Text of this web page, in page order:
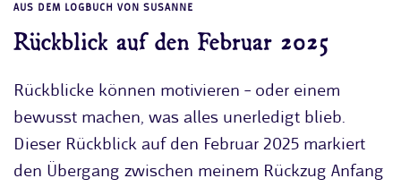
AUS DEM LOGBUCH VON SUSANNE
Rückblick auf den Februar 2025
Rückblicke können motivieren – oder einem
bewusst machen, was alles unerledigt blieb.
Dieser Rückblick auf den Februar 2025 markiert
den Übergang zwischen meinem Rückzug Anfang